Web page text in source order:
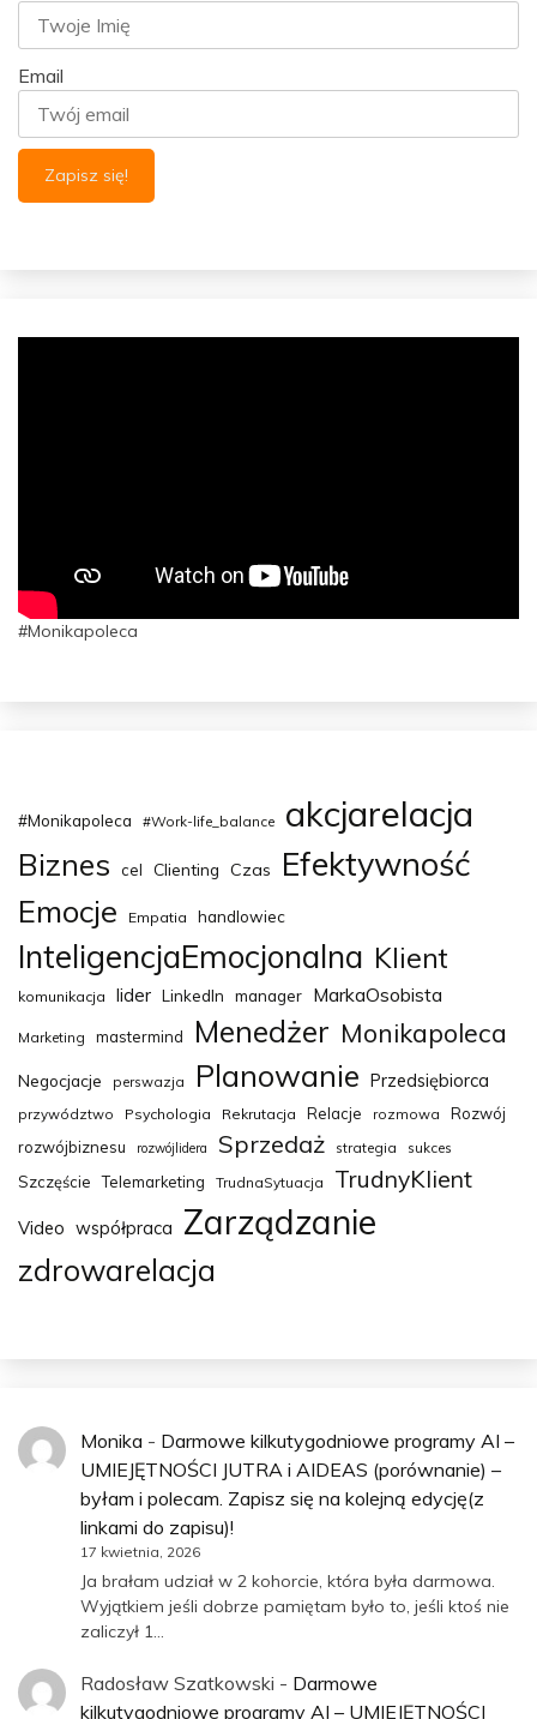
Email
#Monikapoleca
#Monikapoleca #Work-life_balance akcjarelacja
Biznes cel Clienting Czas Efektywność
Emocje Empatia handlowiec
InteligencjaEmocjonalna Klient
komunikacja lider LinkedIn manager MarkaOsobista
Marketing mastermind Menedżer Monikapoleca
Negocjacje perswazja Planowanie Przedsiębiorca
przywództwo Psychologia Rekrutacja Relacje rozmowa
Rozwój
rozwójbiznesu
rozwójlidera Sprzedaż strategia sukces
Szczęście Telemarketing TrudnaSytuacja TrudnyKlient
Video współpraca Zarządzanie
zdrowarelacja
Monika - Darmowe kilkutygodniowe programy AI –
UMIEJĘTNOŚCI JUTRA i AIDEAS (porównanie) –
byłam i polecam. Zapisz się na kolejną edycję(z
linkami do zapisu)!
17 kwietnia, 2026
Ja brałam udział w 2 kohorcie, która była darmowa.
Wyjątkiem jeśli dobrze pamiętam było to, jeśli ktoś nie
zaliczył 1…
Radosław Szatkowski - Darmowe
kilkutygodniowe programy AI – UMIEJĘTNOŚCI